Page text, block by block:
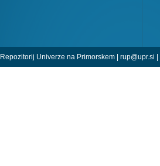
Repozitorij Univerze na Primorskem | rup@upr.si |